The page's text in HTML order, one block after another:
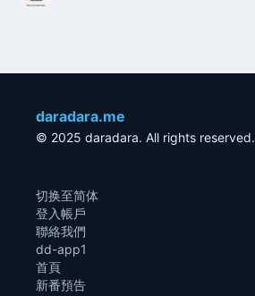
daradara.me
© 2025 daradara. All rights reserved.
切换至简体
登入帳戶
聯絡我們
dd-app1
首頁
新番預告